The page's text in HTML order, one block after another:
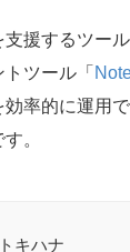
援するツー
ツール「
率的に運用
。
キハナ